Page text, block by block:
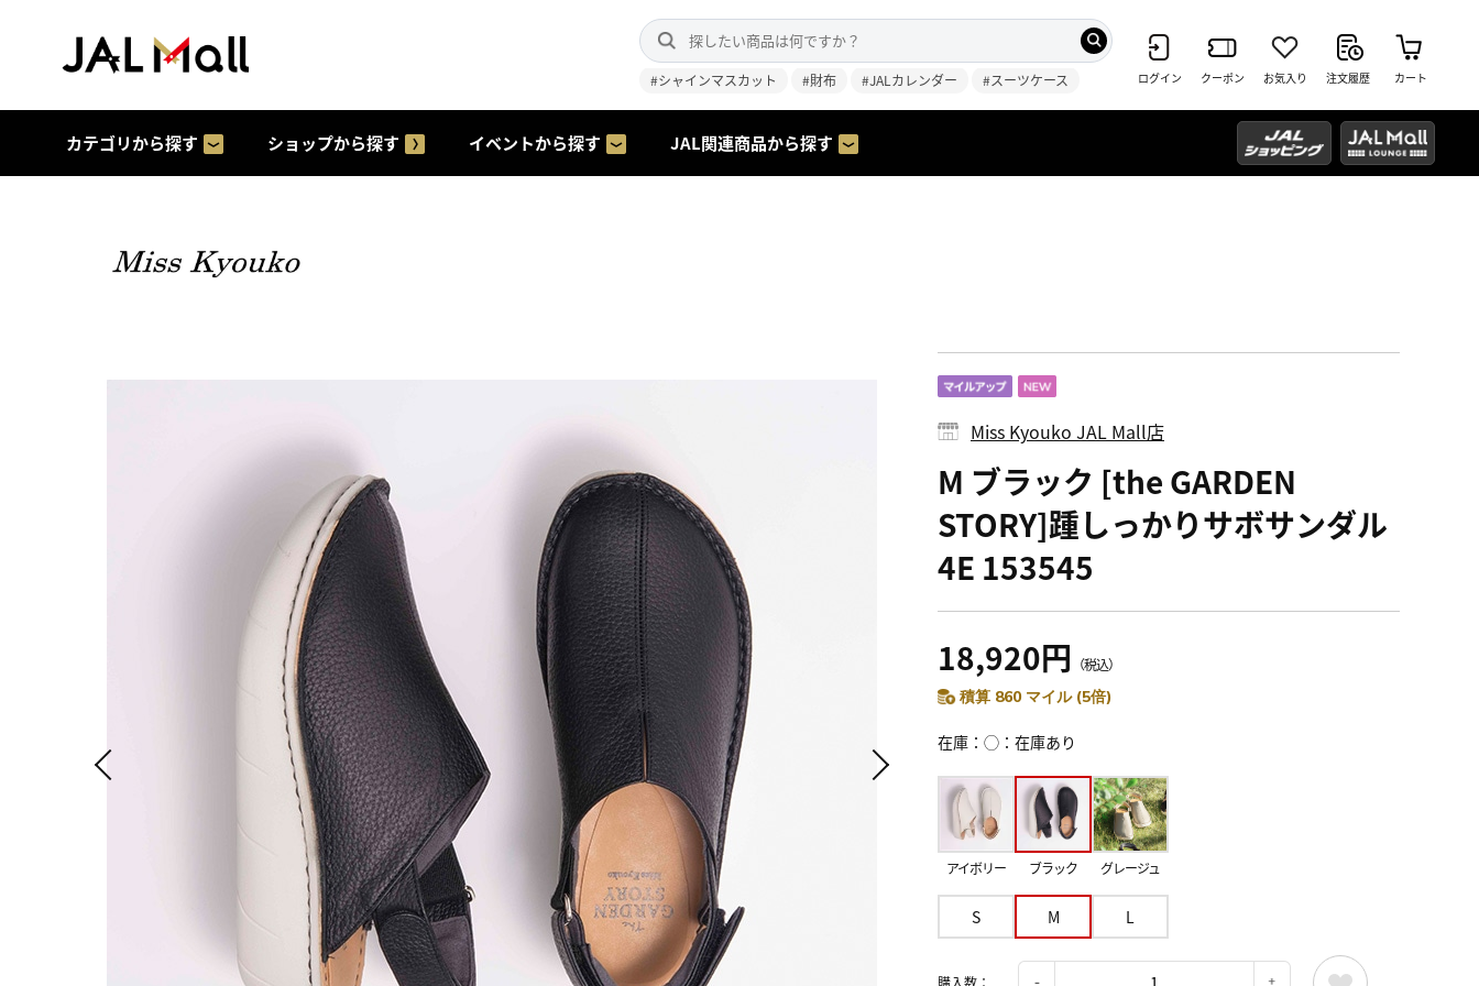
#シャインマスカット #財布 #JALカレンダー #スーツケース ログイン クーポン お気入り 注文履歴 カート
カテゴリから探す ショップから探す イベントから探す JAL関連商品から探す
Miss Kyouko JAL Mall店
M ブラック [the GARDEN
STORY]踵しっかりサボサンダル
4E 153545
18,920円 （税込）
積算 860 マイル (5倍)
在庫 ◯：在庫あり
アイボリー ブラック グレージュ
S M L
購入数：